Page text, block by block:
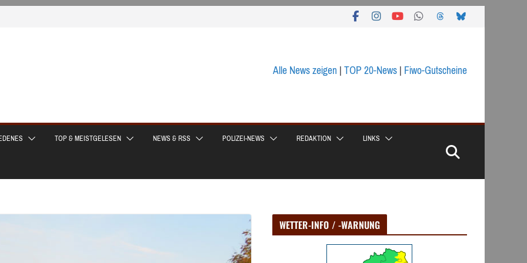
Alle News zeigen|TOP 20-News|Fiwo-Gutscheine
TOP & MEISTGELESEN NEWS & RSS POLIZEI-NEWS REDAKTION LINKS
WETTER-INFO / -WARNUNG